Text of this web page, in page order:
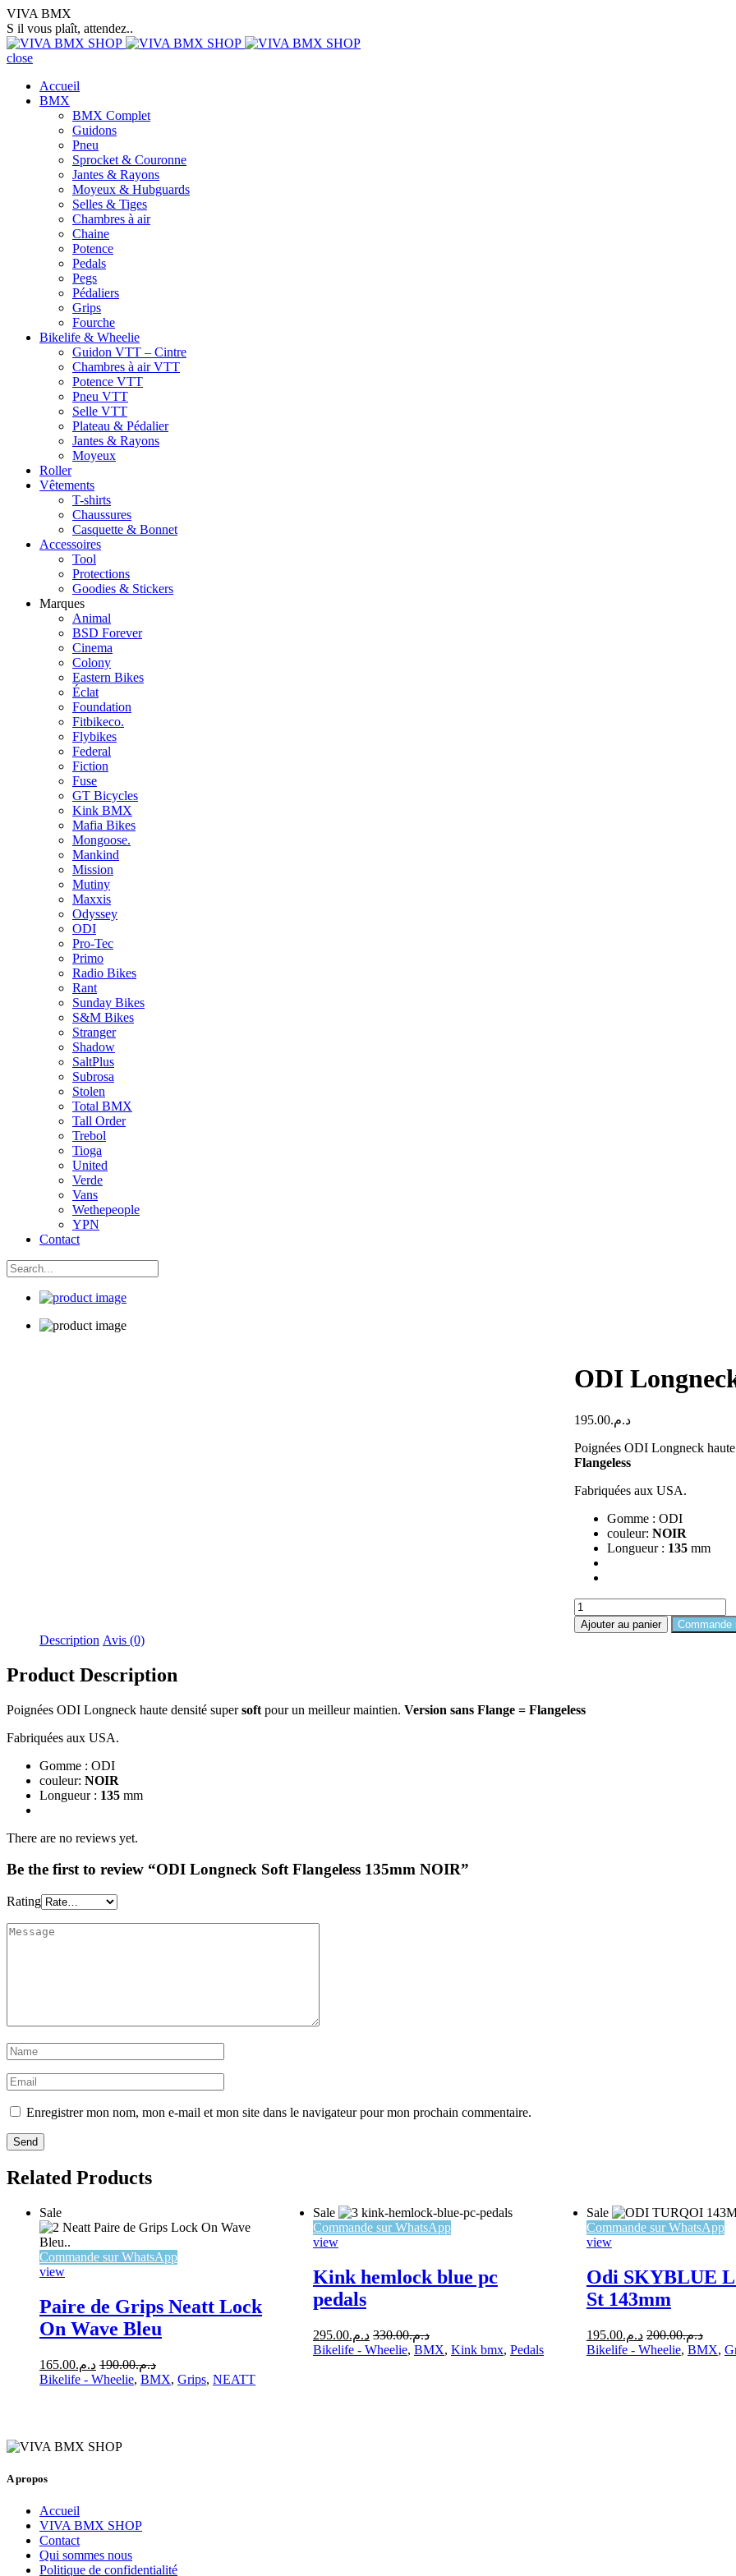
VIVA BMX
S il vous plaît, attendez..
close
Accueil
BMX
BMX Complet
Guidons
Pneu
Sprocket & Couronne
Jantes & Rayons
Moyeux & Hubguards
Selles & Tiges
Chambres à air
Chaine
Potence
Pedals
Pegs
Pédaliers
Grips
Fourche
Bikelife & Wheelie
Guidon VTT – Cintre
Chambres à air VTT
Potence VTT
Pneu VTT
Selle VTT
Plateau & Pédalier
Jantes & Rayons
Moyeux
Roller
Vêtements
T-shirts
Chaussures
Casquette & Bonnet
Accessoires
Tool
Protections
Goodies & Stickers
Marques
Animal
BSD Forever
Cinema
Colony
Eastern Bikes
Éclat
Foundation
Fitbikeco.
Flybikes
Federal
Fiction
Fuse
GT Bicycles
Kink BMX
Mafia Bikes
Mongoose.
Mankind
Mission
Mutiny
Maxxis
Odyssey
ODI
Pro-Tec
Primo
Radio Bikes
Rant
Sunday Bikes
S&M Bikes
Stranger
Shadow
SaltPlus
Subrosa
Stolen
Total BMX
Tall Order
Trebol
Tioga
United
Verde
Vans
Wethepeople
YPN
Contact
ODI
د.م.195.00
Poignées ODI Longneck
Flangeless
Fabriquées aux USA.
Gomme : ODI
couleur: NOIR
Longueur : 135mm
Ajouter au panier Commande
Description Avis (0)
Product Description
Poignées ODI Longneck haute densité supersoft pour un meilleur maintien. Version sans Flange = Flangeless
Fabriquées aux USA.
Gomme : ODI
couleur: NOIR
Longueur : 135 mm
There are no reviews yet.
Be the first to review “ODI Longneck Soft Flangeless 135mm NOIR”
Rating
Enregistrer mon nom, mon e-mail et mon site dans le navigateur pour mon prochain commentaire.
Related Products
Sale
Commande sur WhatsApp
view
Paire de Grips Neatt Lock
On Wave Bleu
د.م.190.00 د.م.165.00
Bikelife - Wheelie, BMX, Grips, NEATT
Sale
Commande sur WhatsApp
view
Kink hemlock blue pc
pedals
د.م.330.00 د.م.295.00
Bikelife - Wheelie, BMX, Kink bmx, Pedals
Sale
Commande sur WhatsApp
view
Odi SKYBLUE
St 143mm
د.م.200.00 د.م.195.00
Bikelife - Wheelie, BMX,
A propos
Accueil
VIVA BMX SHOP
Contact
Qui sommes nous
Politique de confidentialité